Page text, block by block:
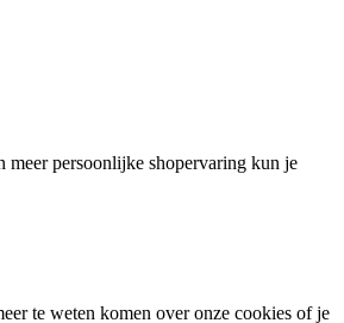
meer persoonlijke shopervaring kun je
te weten komen over onze cookies of je